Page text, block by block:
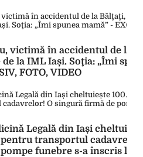
victimă în accidentul de la
la IML Iași. Soţia: „Îmi
FOTO, VIDEO
Legală din Iași
transportul
funebre s-a înscris la